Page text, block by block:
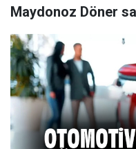
Maydonoz Döner